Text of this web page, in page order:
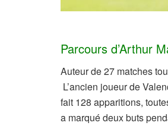
Parcours d’Arthur
Auteur de 27 matches
L’ancien joueur de
fait 128 apparitions,
a marqué deux buts